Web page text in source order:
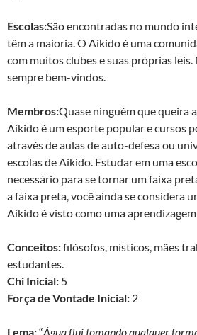
Escolas:São encontradas no mundo
têm a maioria. O Aikido é uma
com muitos clubes e suas próprias
sempre bem-vindos.
Membros:Quase ninguém que queira
Aikido é um esporte popular e cursos
através de aulas de auto-defesa ou
escolas de Aikido. Estudar em uma
necessário para se tornar um faixa
a faixa preta, você ainda se considera
Aikido é visto como uma
Conceitos:filósofos, místicos, mães
estudantes.
Chi Inicial: 5
Força de Vontade Inicial: 2
Lema:“Água flui tomando qualquer